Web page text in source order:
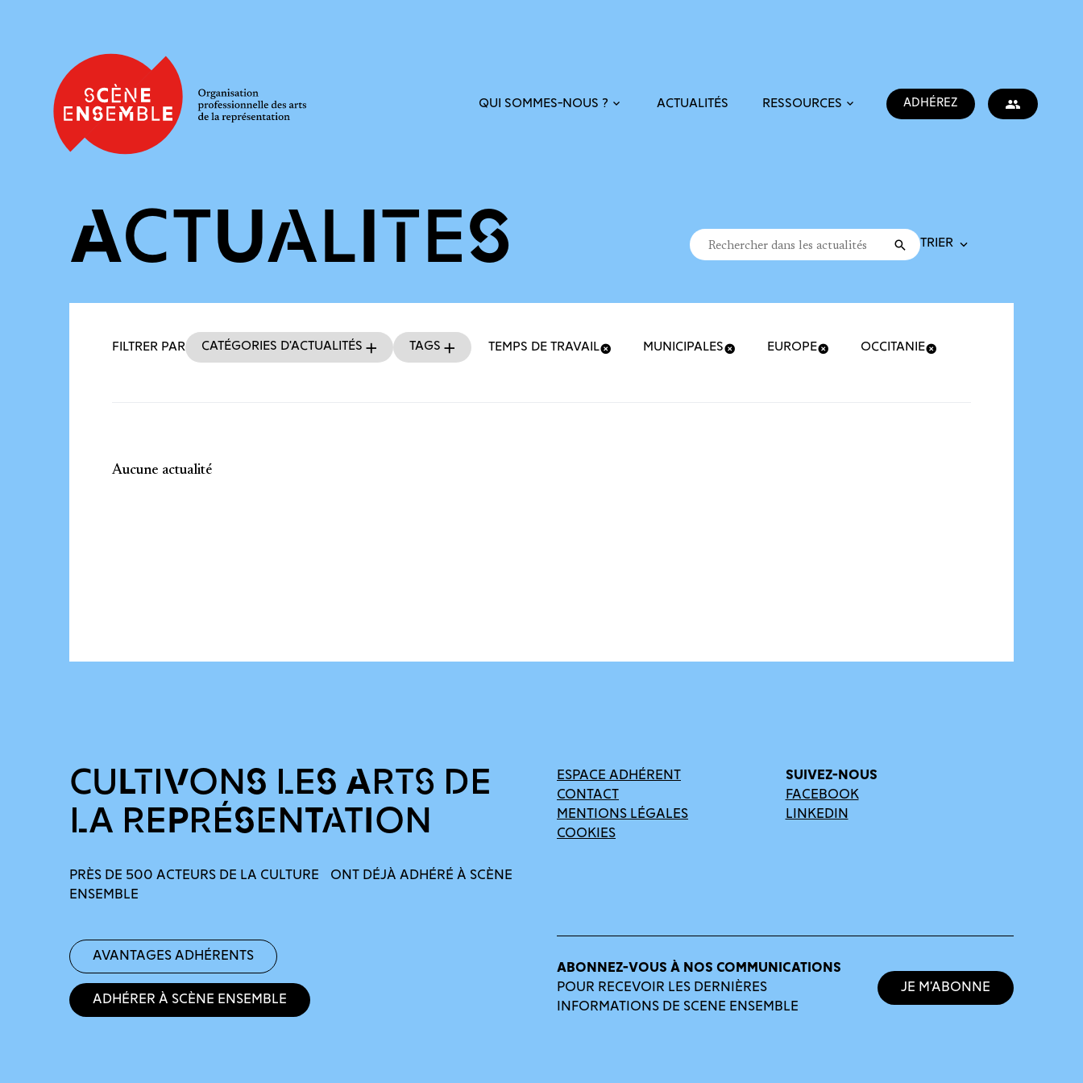
QUI SOMMES-NOUS ? ACTUALITÉS RESSOURCES ADHÉREZ
ACTUALITÉS
Filtres des actualités
Recherche
Rechercher dans les actualités Valider
Trier la recherche
FILTRER PAR Catégories d’actualités Tags TEMPS DE TRAVAIL MUNICIPALES EUROPE OCCITANIE
Aucune actualité
CULTIVONS LES ARTS DE
LA REPRÉSENTATION
PRÈS DE 500 ACTEURS DE LA CULTURE ONT DÉJÀ ADHÉRÉ À SCÈNE
ENSEMBLE
Avantages adhérents
Adhérer à Scène Ensemble
ESPACE ADHÉRENT
CONTACT
MENTIONS LÉGALES
COOKIES
SUIVEZ-NOUS
FACEBOOK
LINKEDIN
ABONNEZ-VOUS À NOS COMMUNICATIONS
POUR RECEVOIR LES DERNIÈRES
INFORMATIONS DE SCENE ENSEMBLE
Je m’abonne